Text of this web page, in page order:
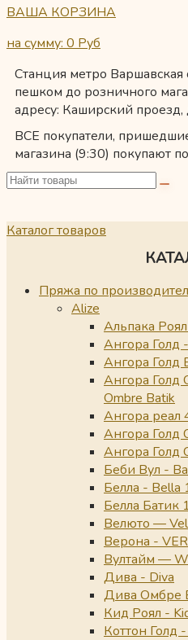
ВАША КОРЗИНА
на сумму: 0 Руб
Станция метро
пешком до розничного
адресу: Каширский проезд,
ВСЕ покупатели,
магазина (9:30) покупают
Каталог товаров
Пряжа по
Alize
Альпака
Ангора Голд
Ангора Голд
Ангора Голд
Ombre Batik
Ангора реал
Ангора Голд
Ангора Голд
Беби Вул -
Белла - Bella
Белла Батик
Велюто —
Верона -
Вултайм —
Дива - Diva
Дива Омбре
Кид Роял -
Коттон Голд